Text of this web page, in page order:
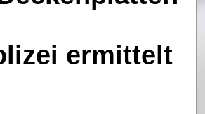
ermittelt